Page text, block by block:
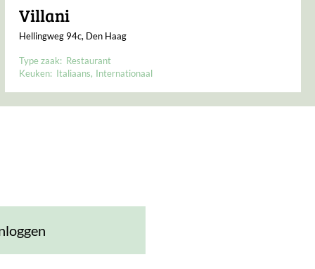
Villani
Hellingweg 94c, Den Haag
Type zaak: Restaurant
Keuken: Italiaans Internationaal